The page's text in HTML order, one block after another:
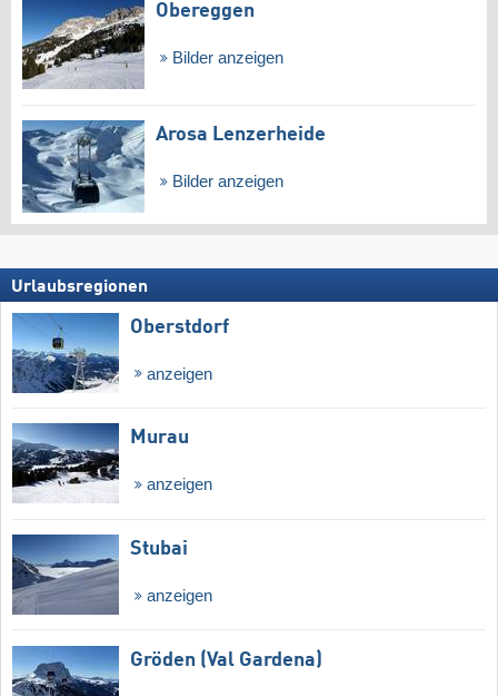
Obereggen
Bilder anzeigen
Arosa Lenzerheide
Bilder anzeigen
Urlaubsregionen
Oberstdorf
anzeigen
Murau
anzeigen
Stubai
anzeigen
Gröden (Val Gardena)